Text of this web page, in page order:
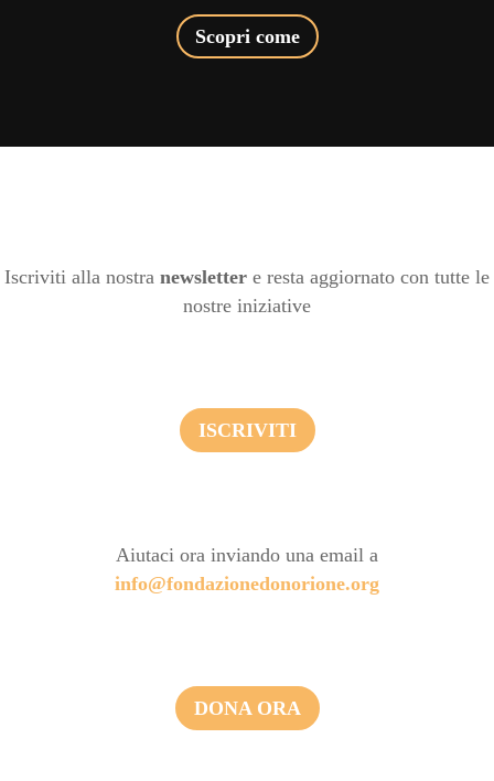
Scopri come
Iscriviti alla nostra newsletter e resta aggiornato con tutte le
nostre iniziative
ISCRIVITI
Aiutaci ora inviando una email a
info@fondazionedonorione.org
DONA ORA